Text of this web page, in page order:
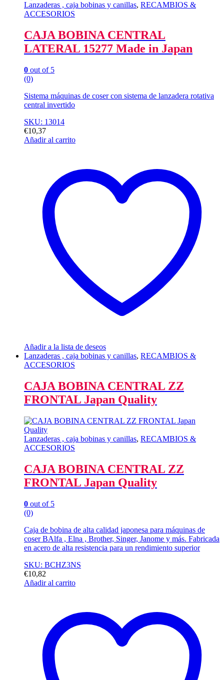
Lanzaderas , caja bobinas y canillas, RECAMBIOS &
ACCESORIOS
CAJA BOBINA CENTRAL
LATERAL 15277 Made in Japan
0 out of 5
(0)
Sistema máquinas de coser con sistema de lanzadera rotativa
central invertido
SKU: 13014
€10,37
Añadir al carrito
Añadir a la lista de deseos
Lanzaderas , caja bobinas y canillas, RECAMBIOS &
ACCESORIOS
CAJA BOBINA CENTRAL ZZ
FRONTAL Japan Quality
Lanzaderas , caja bobinas y canillas, RECAMBIOS &
ACCESORIOS
CAJA BOBINA CENTRAL ZZ
FRONTAL Japan Quality
0 out of 5
(0)
Caja de bobina de alta calidad japonesa para máquinas de
coser BAlfa , Elna , Brother, Singer, Janome y más. Fabricada
en acero de alta resistencia para un rendimiento superior
SKU: BCHZ3NS
€10,82
Añadir al carrito